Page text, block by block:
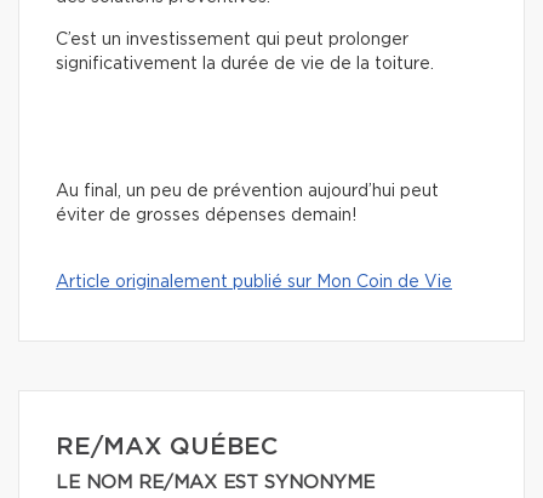
C’est un investissement qui peut prolonger
significativement la durée de vie de la toiture.
Au final, un peu de prévention aujourd’hui peut
éviter de grosses dépenses demain!
Article originalement publié sur Mon Coin de Vie
RE/MAX QUÉBEC
LE NOM RE/MAX EST SYNONYME